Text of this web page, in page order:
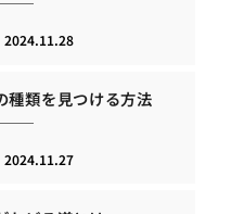
2024.11.28
種類を見つける方法
2024.11.27